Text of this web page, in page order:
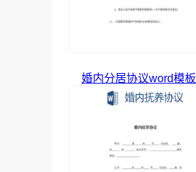
婚内分居协议word模板